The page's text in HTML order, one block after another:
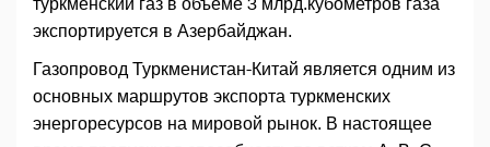
туркменский газ в объеме 3 млрд.кубометров газа
экспортируется в Азербайджан.
Газопровод Туркменистан-Китай является одним из
основных маршрутов экспорта туркменских
энергоресурсов на мировой рынок. В настоящее